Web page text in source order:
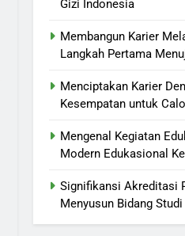
Gizi Indonesia
Membangun Karier
Langkah Pertama
Menciptakan Karier
Kesempatan untuk
Mengenal Kegiatan
Modern Edukasional
Signifikansi Akreditasi
Menyusun Bidang